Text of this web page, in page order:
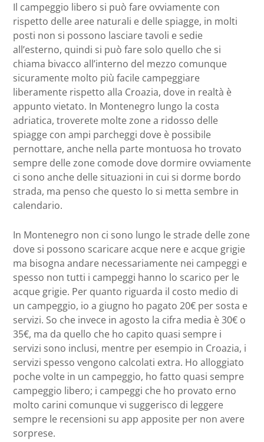
Il campeggio libero si può fare ovviamente con
rispetto delle aree naturali e delle spiagge, in molti
posti non si possono lasciare tavoli e sedie
all’esterno, quindi si può fare solo quello che si
chiama bivacco all’interno del mezzo comunque
sicuramente molto più facile campeggiare
liberamente rispetto alla Croazia, dove in realtà è
appunto vietato. In Montenegro lungo la costa
adriatica, troverete molte zone a ridosso delle
spiagge con ampi parcheggi dove è possibile
pernottare, anche nella parte montuosa ho trovato
sempre delle zone comode dove dormire ovviamente
ci sono anche delle situazioni in cui si dorme bordo
strada, ma penso che questo lo si metta sembre in
calendario.
In Montenegro non ci sono lungo le strade delle zone
dove si possono scaricare acque nere e acque grigie
ma bisogna andare necessariamente nei campeggi e
spesso non tutti i campeggi hanno lo scarico per le
acque grigie. Per quanto riguarda il costo medio di
un campeggio, io a giugno ho pagato 20€ per sosta e
servizi. So che invece in agosto la cifra media è 30€ o
35€, ma da quello che ho capito quasi sempre i
servizi sono inclusi, mentre per esempio in Croazia, i
servizi spesso vengono calcolati extra. Ho alloggiato
poche volte in un campeggio, ho fatto quasi sempre
campeggio libero; i campeggi che ho provato erno
molto carini comunque vi suggerisco di leggere
sempre le recensioni su app apposite per non avere
sorprese.